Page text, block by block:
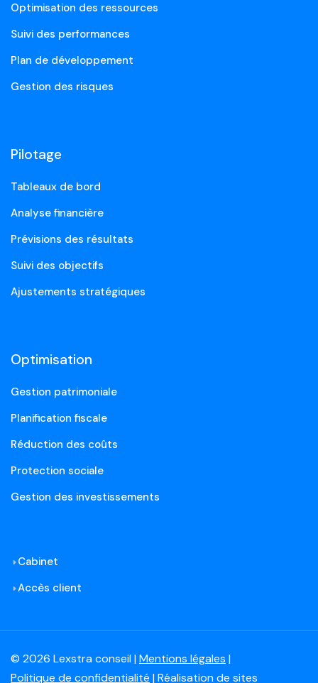
Optimisation des ressources
Suivi des performances
Plan de développement
Gestion des risques
Pilotage
Tableaux de bord
Analyse financière
Prévisions des résultats
Suivi des objectifs
Ajustements stratégiques
Optimisation
Gestion patrimoniale
Planification fiscale
Réduction des coûts
Protection sociale
Gestion des investissements
Cabinet
Accès client
© 2026 Lexstra conseil |Mentions légales |
Politique de confidentialité | Réalisation de sites